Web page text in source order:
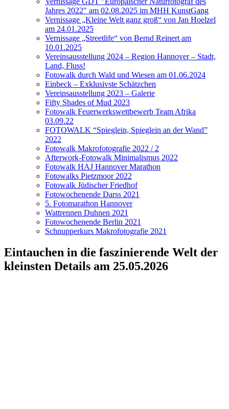
Jahres 2022" am 02.08.2025 im MHH KunstGang
Vernissage „Kleine Welt ganz groß“ von Jan Hoelzel
am 24.01.2025
Vernissage „Streetlife“ von Bernd Reinert am
10.01.2025
Vereinsausstellung 2024 – Region Hannover – Stadt,
Land, Fluss!
Fotowalk durch Wald und Wiesen am 01.06.2024
Einbeck – Exklusivste Schätzchen
Vereinsausstellung 2023 – Galerie
Fifty Shades of Mud 2023
Fotowalk Feuerwerkswettbewerb Team Afrika
03.09.22
FOTOWALK “Spieglein, Spieglein an der Wand”
2022
Fotowalk Makrofotografie 2022 / 2
Afterwork-Fotowalk Minimalismus 2022
Fotowalk HAJ Hannover Marathon
Fotowalks Pietzmoor 2022
Fotowalk Jüdischer Friedhof
Fotowochenende Darss 2021
5. Fotomarathon Hannover
Wattrennen Duhnen 2021
Fotowochenende Berlin 2021
Schnupperkurs Makrofotografie 2021
Eintauchen in die faszinierende Welt der
kleinsten Details am 25.05.2026